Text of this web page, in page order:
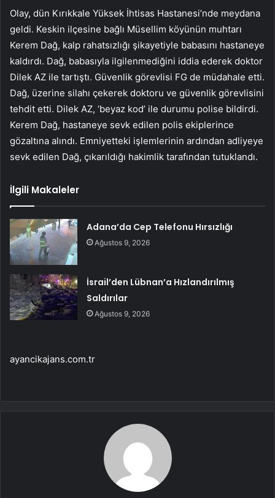
Olay, dün Kırıkkale Yüksek İhtisas Hastanesi’nde meydana
geldi. Keskin ilçesine bağlı Müsellim köyünün muhtarı
Kerem Dağ, kalp rahatsızlığı şikayetiyle babasını hastaneye
kaldırdı. Dağ, babasıyla ilgilenmediğini iddia ederek doktor
Dilek AZ ile tartıştı. Güvenlik görevlisi FG de müdahale etti.
Dağ, üzerine silahı çekerek doktoru ve güvenlik görevlisini
tehdit etti. Dilek AZ, ‘beyaz kod’ ile durumu polise bildirdi.
Kerem Dağ, hastaneye sevk edilen polis ekiplerince
gözaltına alındı. Emniyetteki işlemlerinin ardından adliyeye
sevk edilen Dağ, çıkarıldığı hakimlik tarafından tutuklandı.
İlgili Makaleler
Adana’da Cep Telefonu Hırsızlığı
Ağustos 9, 2026
İsrail’den Lübnan’a Hızlandırılmış
Saldırılar
Ağustos 9, 2026
ayancikajans.com.tr